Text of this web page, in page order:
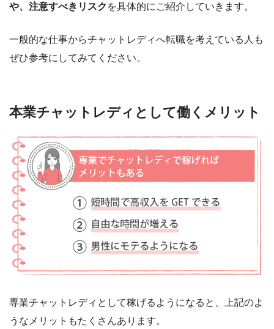
や、注意すべきリスク を具体的にご紹介していきます。
一般的な仕事からチャットレディへ転職を考えている人も
ぜひ参考にしてみてください。
本業チャットレディとして働くメリット
専業チャットレディとして稼げるようになると、上記のよ
うなメリットもたくさんあります。